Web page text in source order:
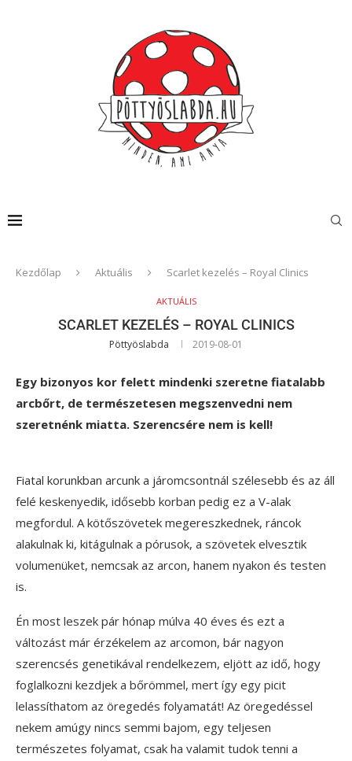
Kezdőlap Aktuális Scarlet kezelés – Royal Clinics
AKTUÁLIS
SCARLET KEZELÉS – ROYAL CLINICS
Pöttyöslabda 2019-08-01
Egy bizonyos kor felett mindenki szeretne fiatalabb
arcbőrt, de természetesen megszenvedni nem
szeretnénk miatta. Szerencsére nem is kell!
Fiatal korunkban arcunk a járomcsontnál szélesebb és az áll
felé keskenyedik, idősebb korban pedig ez a V-alak
megfordul. A kötőszövetek megereszkednek, ráncok
alakulnak ki, kitágulnak a pórusok, a szövetek elvesztik
volumenüket, nemcsak az arcon, hanem nyakon és testen
is.
Én most leszek pár hónap múlva 40 éves és ezt a
változást már érzékelem az arcomon, bár nagyon
szerencsés genetikával rendelkezem, eljött az idő, hogy
foglalkozni kezdjek a bőrömmel, mert így egy picit
lelassíthatom az öregedés folyamatát! Az öregedéssel
nekem amúgy nincs semmi bajom, egy teljesen
természetes folyamat, csak ha valamit tudok tenni a